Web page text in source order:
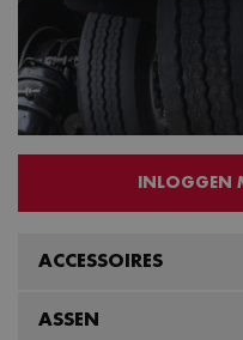
INLOGGEN
ACCESSOIRES
ASSEN